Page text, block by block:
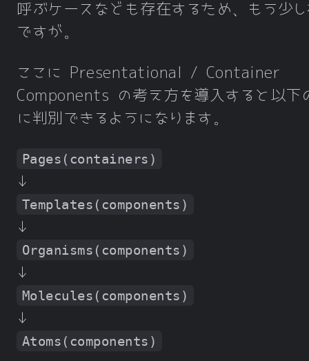
呼ぶケースなども存在するため、もう少
ですが。
ここに Presentational / Container
Components の考え方を導入すると以下
に判別できるようになります。
Pages(containers)
↓
Templates(components)
↓
Organisms(components)
↓
Molecules(components)
↓
Atoms(components)